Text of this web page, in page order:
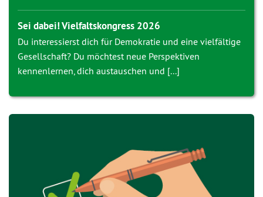
Sei dabei! Vielfaltskongress 2026
Du interessierst dich für Demokratie und eine vielfältige
Gesellschaft? Du möchtest neue Perspektiven
kennenlernen, dich austauschen und [...]